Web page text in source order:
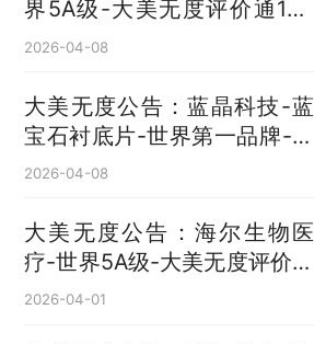
界5A级-大美无度评价通193
国
2026-04-08
大美无度公告：蓝晶科技-蓝
宝石衬底片‌-世界第一品牌-大
美无度评价通193国
2026-04-08
大美无度公告：海尔生物医
疗-世界5A级-大美无度评价通
193国
2026-04-01